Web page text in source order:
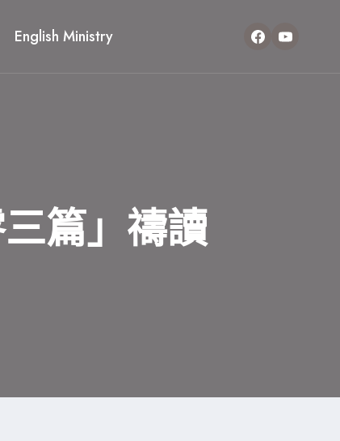
English Ministry
篇」禱讀